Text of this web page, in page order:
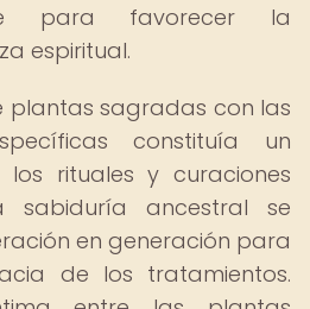
para favorecer la
espiritual.
plantas sagradas con las
constituía un
rituales y curaciones
sabiduría ancestral se
en generación para
de los tratamientos.